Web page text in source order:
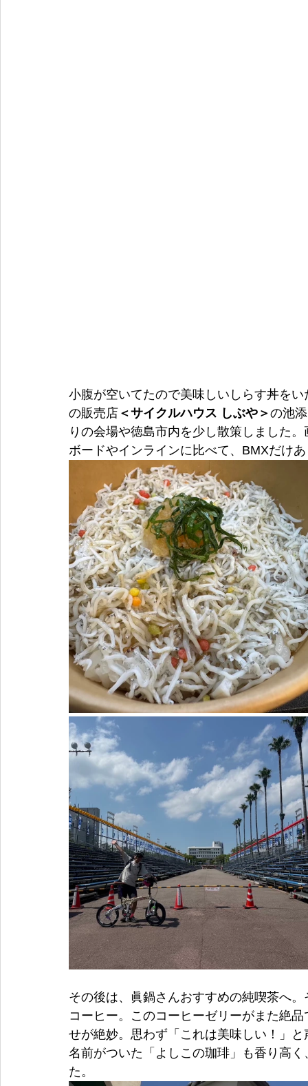
小腹が空いてたので美味しいしらす丼を
の販売店 ＜サイクルハウス しぶや＞の池
りの会場や徳島市内を少し散策しました
ボードやインラインに比べて、BMXだけ
その後は、眞鍋さんおすすめの純喫茶へ
コーヒー。このコーヒーゼリーがまた絶
せが絶妙。思わず「これは美味しい！」
名前がついた「よしこの珈琲」も香り高
た。